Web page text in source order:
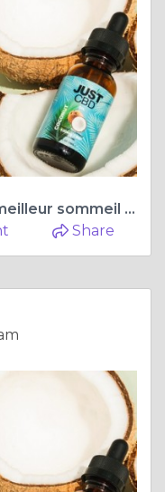
Avantages du CBD pour un meilleur sommeil : comment le CBD aide à améliorer la qualité du sommeil
Share